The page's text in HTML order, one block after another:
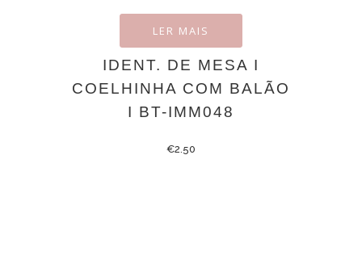
LER MAIS
IDENT. DE MESA I
COELHINHA COM BALÃO
I BT-IMM048
€2.50